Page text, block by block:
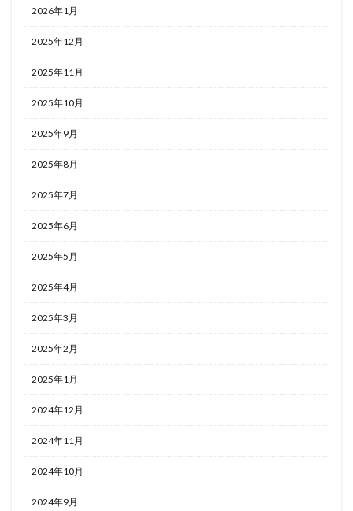
2026年1月
2025年12月
2025年11月
2025年10月
2025年9月
2025年8月
2025年7月
2025年6月
2025年5月
2025年4月
2025年3月
2025年2月
2025年1月
2024年12月
2024年11月
2024年10月
2024年9月